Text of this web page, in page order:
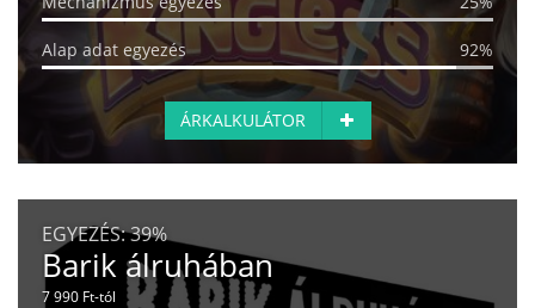
Alap adat egyezés 92%
ÁRKALKULÁTOR
EGYEZÉS:39%
Barik álruhában
7 990 Ft-tól